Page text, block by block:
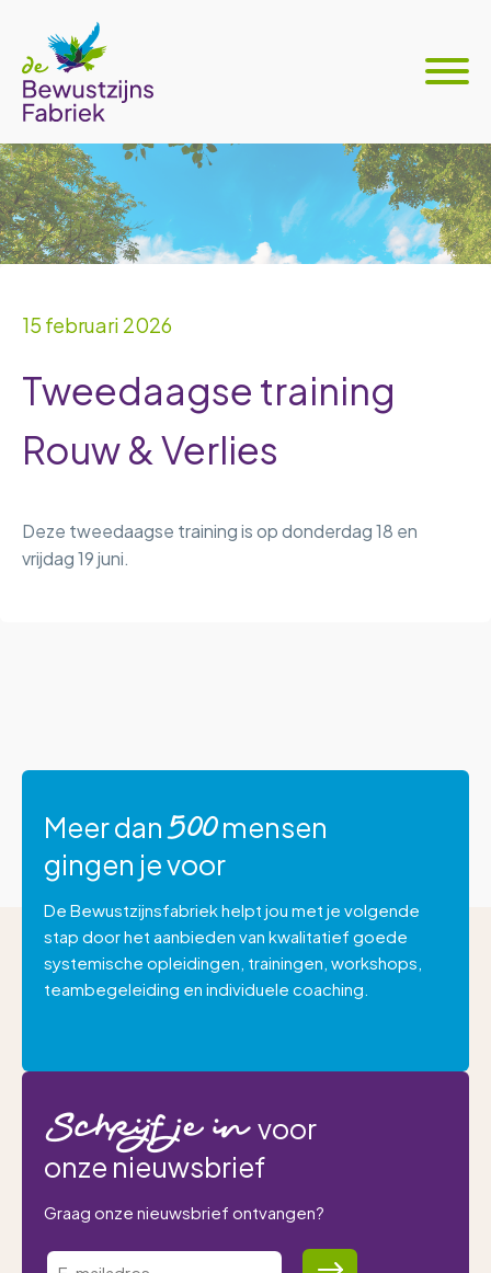
15 februari 2026
Tweedaagse training
Rouw & Verlies
Deze tweedaagse training is op donderdag 18 en
vrijdag 19 juni.
Meer dan 500mensen
gingen je voor
De Bewustzijnsfabriek helpt jou met je volgende
stap door het aanbieden van kwalitatief goede
systemische opleidingen, trainingen, workshops,
teambegeleiding en individuele coaching.
Schrijf je invoor
onze nieuwsbrief
Graag onze nieuwsbrief ontvangen?